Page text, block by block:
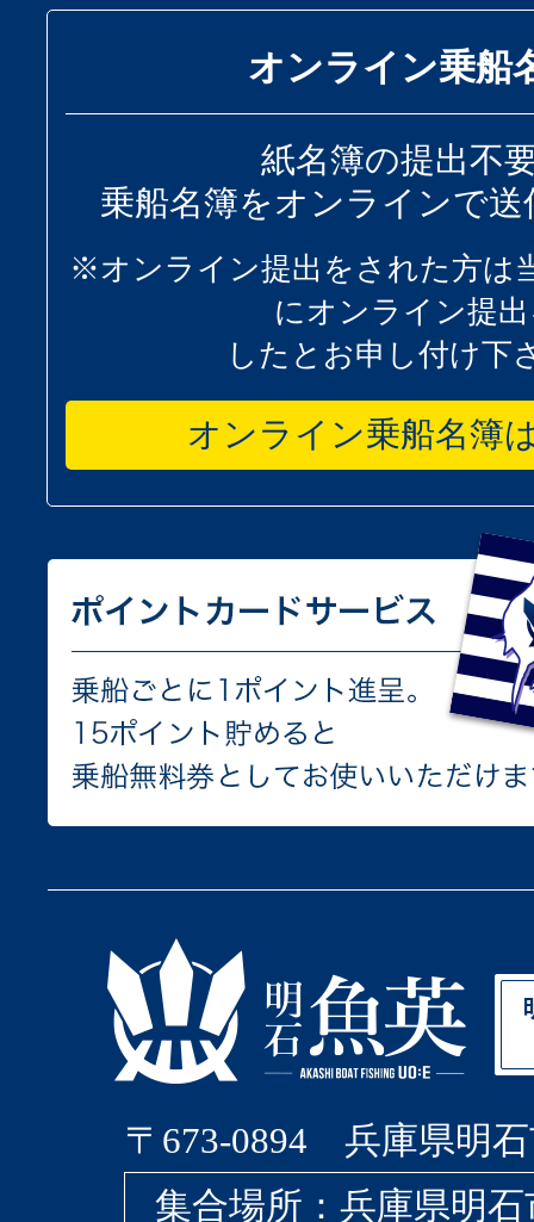
オンライン乗船
紙名簿の提出不
乗船名簿をオンラインで
※オンライン提出をされた方は
にオンライン提
したとお申し付け下
オンライン乗船名簿
〒673-0894 兵庫県明石
集合場所：兵庫県明